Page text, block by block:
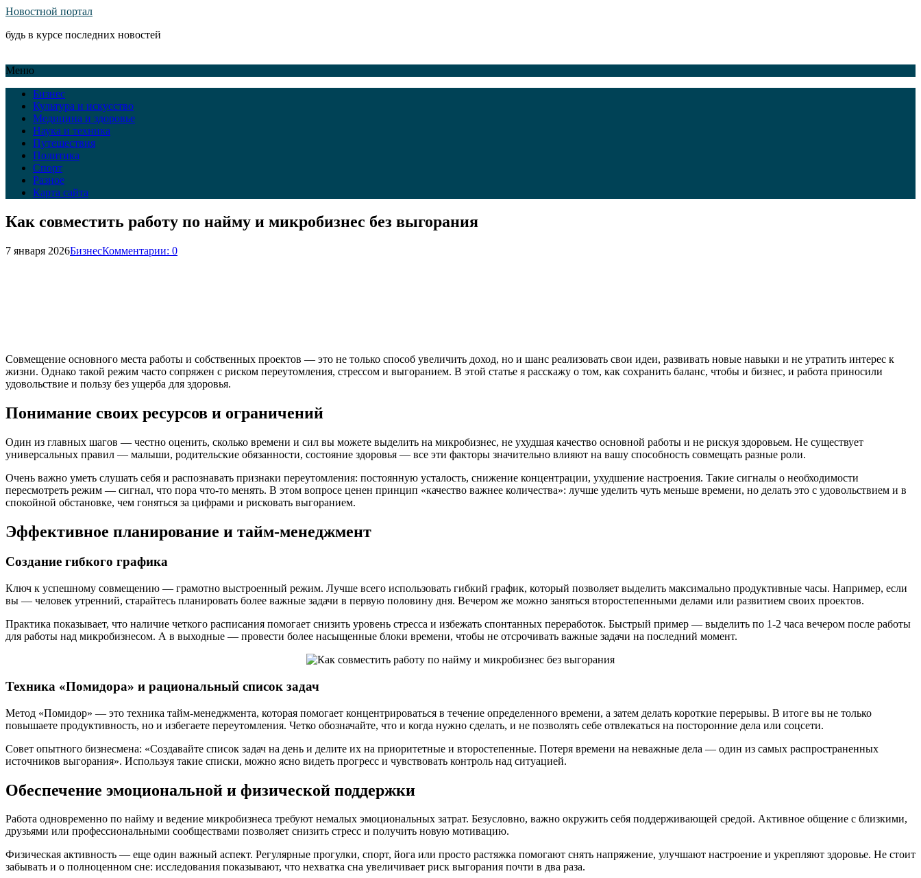
Новостной портал
будь в курсе последних новостей
Меню
Бизнес
Культура и искусство
Медицина и здоровье
Наука и техника
Путешествия
Политика
Спорт
Разное
Карта сайта
Как совместить работу по найму и микробизнес без выгорания
7 января 2026БизнесКомментарии: 0
Совмещение основного места работы и собственных проектов — это не только способ увеличить доход, но и шанс реализовать свои идеи, развивать новые навыки и не утратить интерес к
жизни. Однако такой режим часто сопряжен с риском переутомления, стрессом и выгоранием. В этой статье я расскажу о том, как сохранить баланс, чтобы и бизнес, и работа приносили
удовольствие и пользу без ущерба для здоровья.
Понимание своих ресурсов и ограничений
Один из главных шагов — честно оценить, сколько времени и сил вы можете выделить на микробизнес, не ухудшая качество основной работы и не рискуя здоровьем. Не существует
универсальных правил — малыши, родительские обязанности, состояние здоровья — все эти факторы значительно влияют на вашу способность совмещать разные роли.
Очень важно уметь слушать себя и распознавать признаки переутомления: постоянную усталость, снижение концентрации, ухудшение настроения. Такие сигналы о необходимости
пересмотреть режим — сигнал, что пора что-то менять. В этом вопросе ценен принцип «качество важнее количества»: лучше уделить чуть меньше времени, но делать это с удовольствием и в
спокойной обстановке, чем гоняться за цифрами и рисковать выгоранием.
Эффективное планирование и тайм-менеджмент
Создание гибкого графика
Ключ к успешному совмещению — грамотно выстроенный режим. Лучше всего использовать гибкий график, который позволяет выделить максимально продуктивные часы. Например, если
вы — человек утренний, старайтесь планировать более важные задачи в первую половину дня. Вечером же можно заняться второстепенными делами или развитием своих проектов.
Практика показывает, что наличие четкого расписания помогает снизить уровень стресса и избежать спонтанных переработок. Быстрый пример — выделить по 1-2 часа вечером после работы
для работы над микробизнесом. А в выходные — провести более насыщенные блоки времени, чтобы не отсрочивать важные задачи на последний момент.
Техника «Помидора» и рациональный список задач
Метод «Помидор» — это техника тайм-менеджмента, которая помогает концентрироваться в течение определенного времени, а затем делать короткие перерывы. В итоге вы не только
повышаете продуктивность, но и избегаете переутомления. Четко обозначайте, что и когда нужно сделать, и не позволять себе отвлекаться на посторонние дела или соцсети.
Совет опытного бизнесмена: «Создавайте список задач на день и делите их на приоритетные и второстепенные. Потеря времени на неважные дела — один из самых распространенных
источников выгорания». Используя такие списки, можно ясно видеть прогресс и чувствовать контроль над ситуацией.
Обеспечение эмоциональной и физической поддержки
Работа одновременно по найму и ведение микробизнеса требуют немалых эмоциональных затрат. Безусловно, важно окружить себя поддерживающей средой. Активное общение с близкими,
друзьями или профессиональными сообществами позволяет снизить стресс и получить новую мотивацию.
Физическая активность — еще один важный аспект. Регулярные прогулки, спорт, йога или просто растяжка помогают снять напряжение, улучшают настроение и укрепляют здоровье. Не стоит
забывать и о полноценном сне: исследования показывают, что нехватка сна увеличивает риск выгорания почти в два раза.